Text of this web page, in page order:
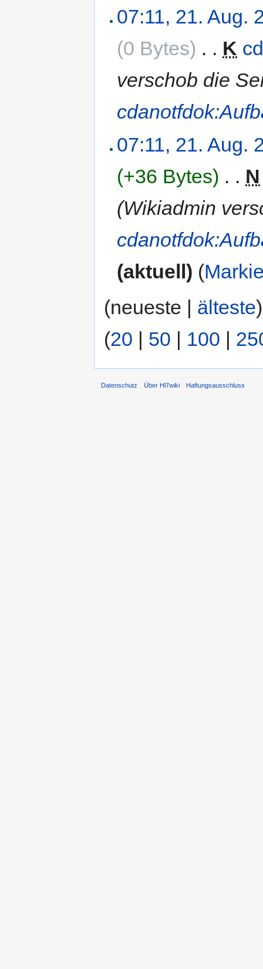
07:11, 21. Aug.
(0 Bytes) . . K
verschob die
07:11, 21. Aug.
(+36 Bytes) . . N
(Wikiadmin
(aktuell) (
(neueste | älteste
(20 | 50 | 100 |
Datenschutz Über Hl7wiki Haftungsausschluss